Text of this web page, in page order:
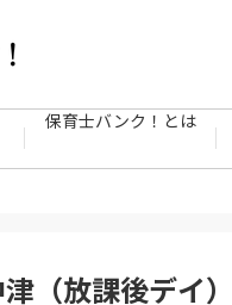
保育士バンク！とは
（放課後デイ）